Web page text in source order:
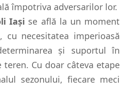
împotriva adversarilor lor.
Iași se află la un moment
cu necesitatea imperioasă
și suportul în
Cu doar câteva etape
sezonului, fiecare meci